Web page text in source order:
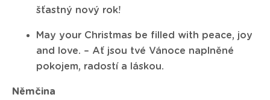
šťastný nový rok!
May your Christmas be filled with peace, joy
and love. – Ať jsou tvé Vánoce naplněné
pokojem, radostí a láskou.
Němčina